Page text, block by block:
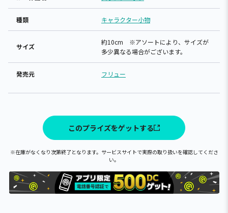
種類 キャラクター小物
サイズ
約10cm ※アソートにより、サイズが
多少異なる場合がございます。
発売元 フリュー
このプライズをゲットする
※在庫がなくなり次第終了となります。サービスサイトで実際の取り扱いを確認してくださ
い。